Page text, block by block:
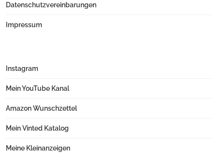
Datenschutzvereinbarungen
Impressum
Instagram
Mein YouTube Kanal
Amazon Wunschzettel
Mein Vinted Katalog
Meine Kleinanzeigen